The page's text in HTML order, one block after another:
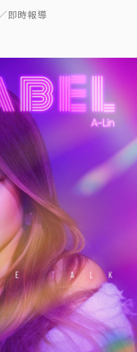
即時報導